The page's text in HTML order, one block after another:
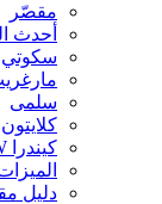
مقصّر
أحدث
سكوتي
سلمى
كلايتون
كيندرا
دليل